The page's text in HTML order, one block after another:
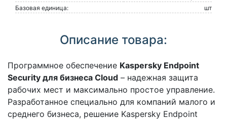
Базовая единица:
шт
Описание товара:
Программное обеспечение Kaspersky Endpoint
Security для бизнеса Cloud – надежная защита
рабочих мест и максимально простое управление.
Разработанное специально для компаний малого и
среднего бизнеса, решение Kaspersky Endpoint